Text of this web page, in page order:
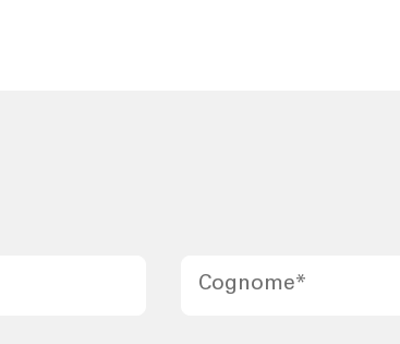
Cognome*